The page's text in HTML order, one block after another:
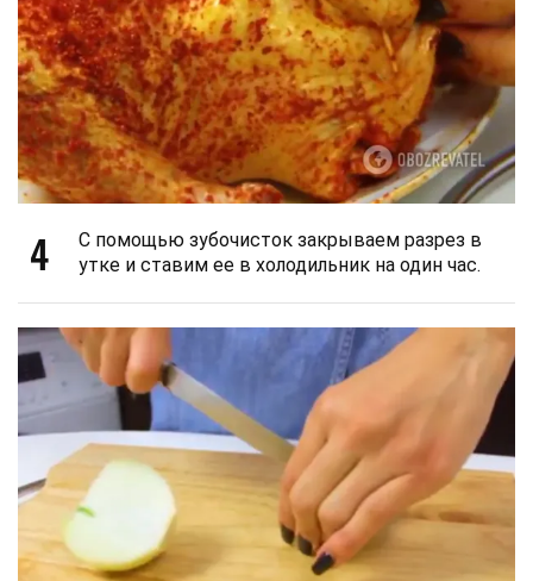
4
С помощью зубочисток закрываем разрез в
утке и ставим ее в холодильник на один час.